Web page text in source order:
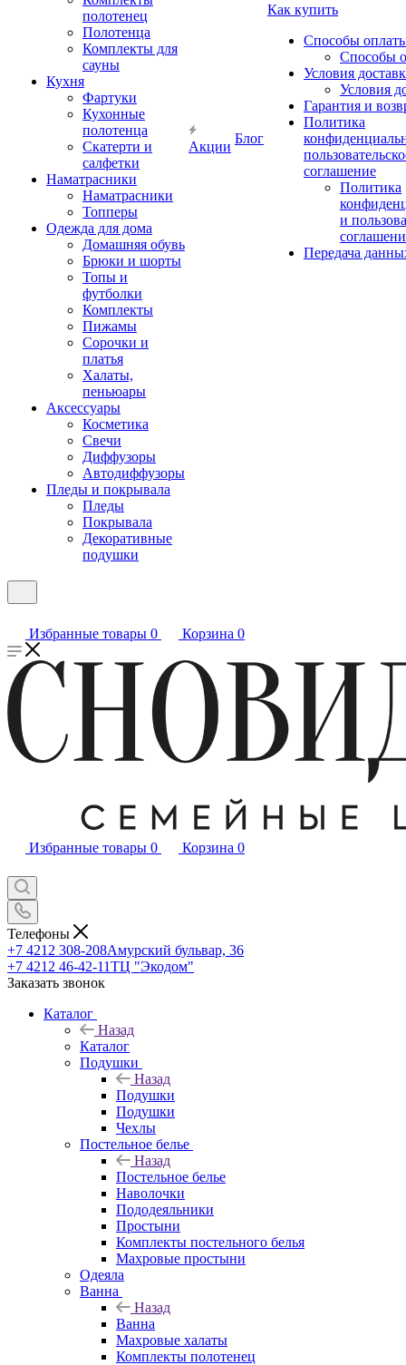
полотенец
Полотенца
Комплекты для
сауны
Кухня
Фартуки
Кухонные
полотенца
Скатерти и
салфетки
Наматрасники
Наматрасники
Топперы
Одежда для дома
Домашняя обувь
Брюки и шорты
Топы и
футболки
Комплекты
Пижамы
Сорочки и
платья
Халаты,
пеньюары
Аксессуары
Косметика
Свечи
Диффузоры
Автодиффузоры
Пледы и покрывала
Пледы
Покрывала
Декоративные
подушки
Акции
Блог
Как купить
Способы
Способы
Условия
Условия
Гарантия и
Политика
соглашение
Политика
и
Передача
Избранные товары 0 Корзина 0
Избранные товары 0 Корзина 0
Телефоны
+7 4212 308-208Амурский бульвар, 36
+7 4212 46-42-11ТЦ "Экодом"
Заказать звонок
Каталог
Назад
Каталог
Подушки
Назад
Подушки
Подушки
Чехлы
Постельное белье
Назад
Постельное белье
Наволочки
Пододеяльники
Простыни
Комплекты постельного белья
Махровые простыни
Одеяла
Ванна
Назад
Ванна
Махровые халаты
Комплекты полотенец